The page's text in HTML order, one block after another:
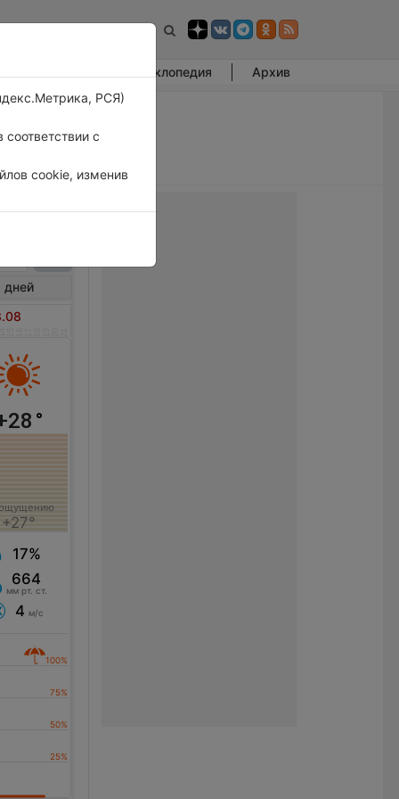
Энциклопедия Архив
дней
°
+27°
17%
664
мм рт. ст.
4 м/с
РСЯ)
с
cookie, изменив